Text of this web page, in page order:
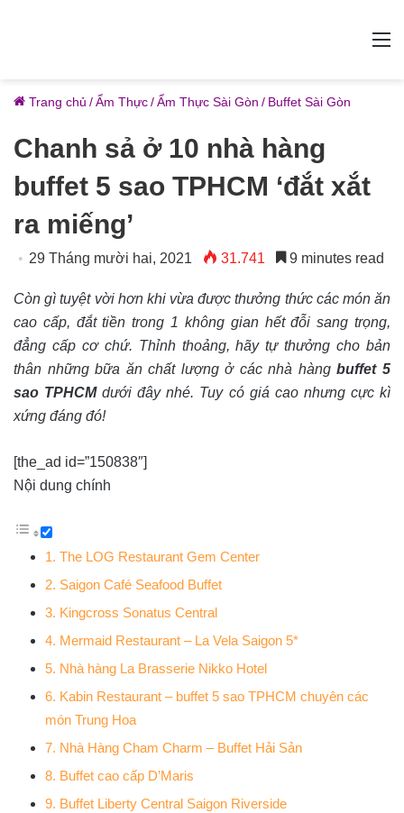
Trang chủ /Ẩm Thực/Ẩm Thực Sài Gòn / Buffet Sài Gòn
Chanh sả ở 10 nhà hàng
buffet 5 sao TPHCM ‘đắt xắt
ra miếng’
29 Tháng mười hai, 2021 31.741 9 minutes read
Còn gì tuyệt vời hơn khi vừa được thưởng thức các món ăn
cao cấp, đắt tiền trong 1 không gian hết đỗi sang trọng,
đẳng cấp cơ chứ. Thỉnh thoảng, hãy tự thưởng cho bản
thân những bữa ăn chất lượng ở các nhà hàngbuffet 5
sao TPHCMdưới đây nhé. Tuy có giá cao nhưng cực kì
xứng đáng đó!
[the_ad id=”150838″]
Nội dung chính
1. The LOG Restaurant Gem Center
2. Saigon Café Seafood Buffet
3. Kingcross Sonatus Central
4. Mermaid Restaurant – La Vela Saigon 5*
5. Nhà hàng La Brasserie Nikko Hotel
6. Kabin Restaurant – buffet 5 sao TPHCM chuyên các
món Trung Hoa
7. Nhà Hàng Cham Charm – Buffet Hải Sản
8. Buffet cao cấp D’Maris
9. Buffet Liberty Central Saigon Riverside